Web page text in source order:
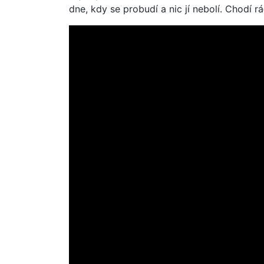
dne, kdy se probudí a nic jí nebolí. Chodí